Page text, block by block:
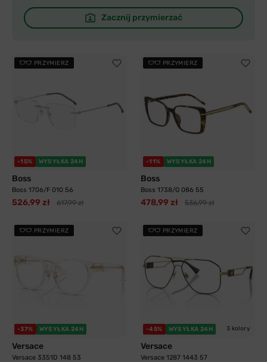
Zacznij przymierzać
PRZYMIERZ
-15% WYSYŁKA 24H
Boss
Boss 1706/F 010 56
526,99 zł 617,99 zł
PRZYMIERZ
-11% WYSYŁKA 24H
Boss
Boss 1738/G 086 55
478,99 zł 536,99 zł
PRZYMIERZ
-37% WYSYŁKA 24H
Versace
Versace 3351D 148 53
PRZYMIERZ
-45% WYSYŁKA 24H 3 kolory
Versace
Versace 1287 1443 57